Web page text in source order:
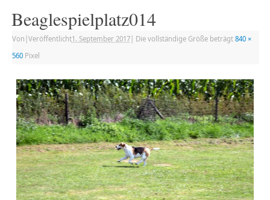
Beaglespielplatz014
Von Veröffentlicht1. September 2017| Die vollständige Größe beträgt 840 ×
560Pixel